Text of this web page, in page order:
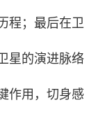
程；最后在卫
星的演进脉络
作用，切身感